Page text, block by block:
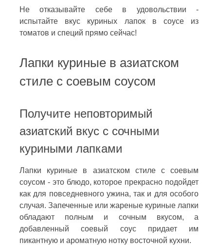
Не отказывайте себе в удовольствии -
испытайте вкус куриных лапок в соусе из
томатов и специй прямо сейчас!
Лапки куриные в азиатском
стиле с соевым соусом
Получите неповторимый
азиатский вкус с сочными
куриными лапками
Лапки куриные в азиатском стиле с соевым
соусом - это блюдо, которое прекрасно подойдет
как для повседневного ужина, так и для особого
случая. Запеченные или жареные куриные лапки
обладают полным и сочным вкусом, а
добавленный соевый соус придает им
пикантную и ароматную нотку восточной кухни.